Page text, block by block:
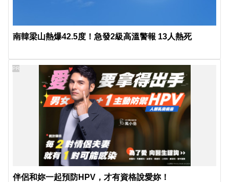
南韓梁山熱爆42.5度！急發2級高溫警報 13人熱死
伴侶和妳一起預防HPV，才有資格說愛妳！
PR